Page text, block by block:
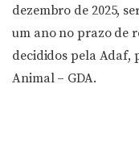
dezembro de 2025,
um ano no prazo de
decididos pela Adaf,
Animal – GDA.